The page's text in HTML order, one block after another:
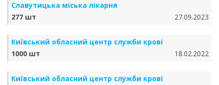
Славутицька міська лікарня
277 шт
27.09.2023
Київський обласний центр служби крові
1000 шт
18.02.2022
Київський обласний центр служби крові